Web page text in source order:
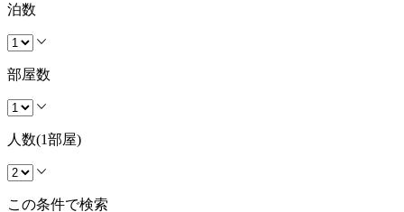
泊数
部屋数
人数(1部屋)
この条件で検索